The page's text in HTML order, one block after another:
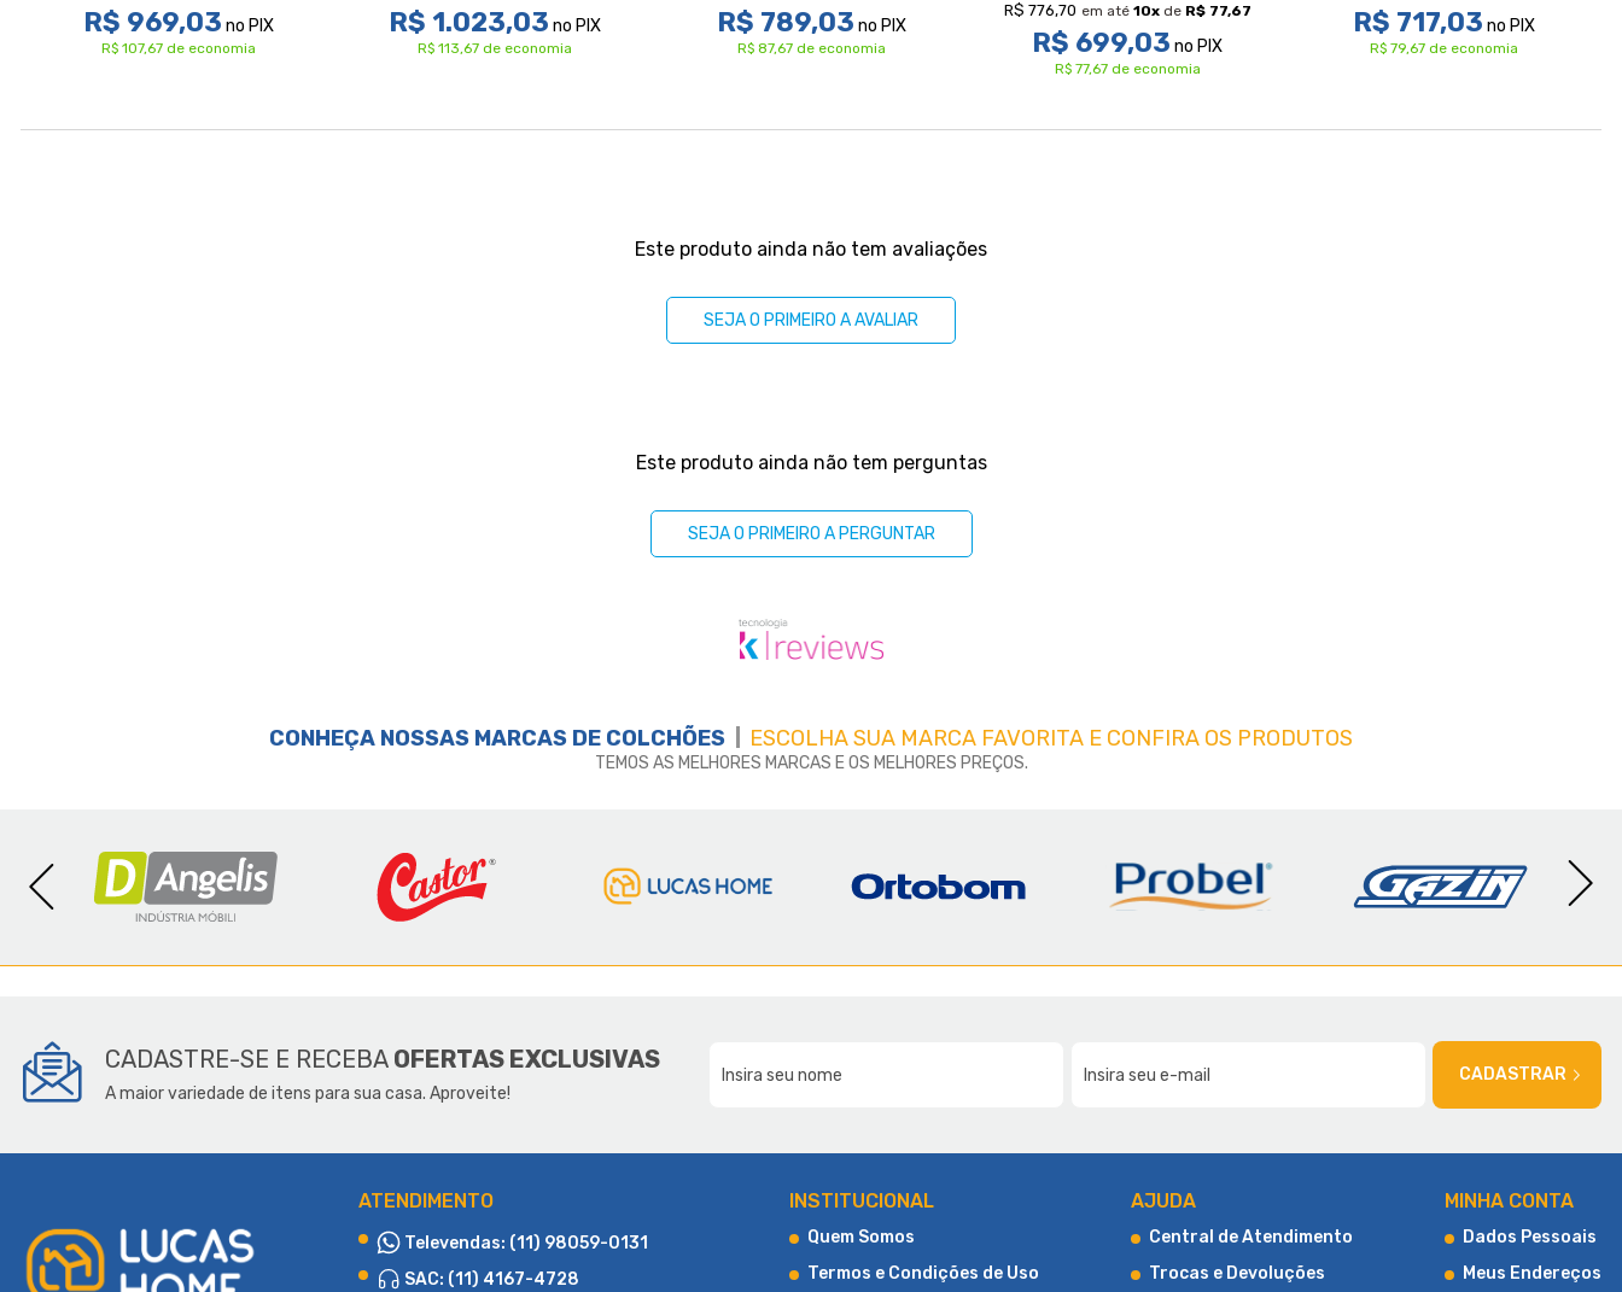
R$ 969,03 no PIX
R$ 107,67 de economia
R$ 1.023,03 no PIX
R$ 113,67 de economia
R$ 789,03 no PIX
R$ 87,67 de economia
R$ 776,70 em até 10xde R$ 77,67
R$ 699,03 no PIX
R$ 77,67 de economia
R$ 717,03 no PIX
R$ 79,67 de economia
Este produto ainda não tem avaliações
SEJA O PRIMEIRO A AVALIAR
Este produto ainda não tem perguntas
SEJA O PRIMEIRO A PERGUNTAR
CONHEÇA NOSSAS MARCAS DE COLCHÕES ESCOLHA SUA MARCA FAVORITA E CONFIRA OS PRODUTOS
TEMOS AS MELHORES MARCAS E OS MELHORES PREÇOS.
SOBRE A LUCAS HOME
CONHEÇA UM POUCO MAIS SOBRE A LUCAS HOME
CADASTRE-SE E RECEBA OFERTAS EXCLUSIVAS
A maior variedade de itens para sua casa. Aproveite!
CADASTRAR
ATENDIMENTO
Televendas: (11) 98059-0131
SAC: (11) 4167-4728
INSTITUCIONAL
Quem Somos
Termos e Condições de Uso
AJUDA
Central de Atendimento
Trocas e Devoluções
MINHA CONTA
Dados Pessoais
Meus Endereços